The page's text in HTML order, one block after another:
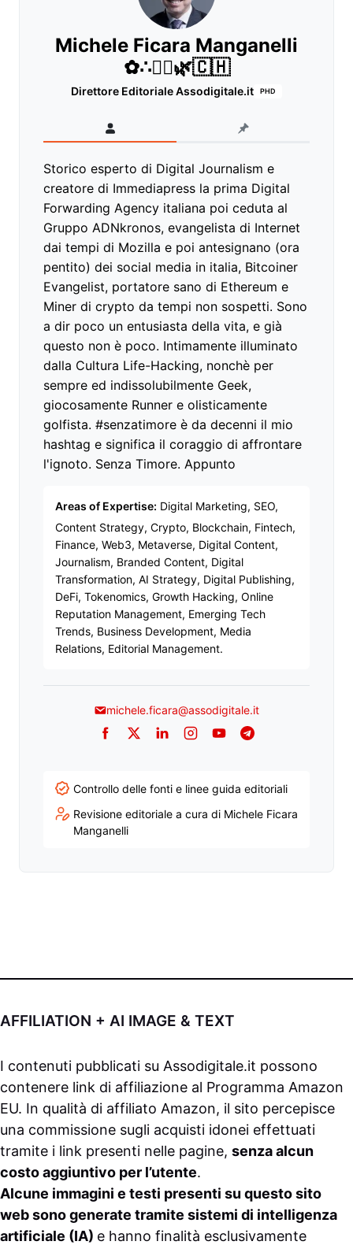
Michele Ficara Manganelli
✿∴♛🌿🇨🇭
Direttore Editoriale Assodigitale.it PHD
Storico esperto di Digital Journalism e
creatore di Immediapress la prima Digital
Forwarding Agency italiana poi ceduta al
Gruppo ADNkronos, evangelista di Internet
dai tempi di Mozilla e poi antesignano (ora
pentito) dei social media in italia, Bitcoiner
Evangelist, portatore sano di Ethereum e
Miner di crypto da tempi non sospetti. Sono
a dir poco un entusiasta della vita, e già
questo non è poco. Intimamente illuminato
dalla Cultura Life-Hacking, nonchè per
sempre ed indissolubilmente Geek,
giocosamente Runner e olisticamente
golfista. #senzatimore è da decenni il mio
hashtag e significa il coraggio di affrontare
l'ignoto. Senza Timore. Appunto
Areas of Expertise: Digital Marketing, SEO,
Content Strategy, Crypto, Blockchain, Fintech,
Finance, Web3, Metaverse, Digital Content,
Journalism, Branded Content, Digital
Transformation, AI Strategy, Digital Publishing,
DeFi, Tokenomics, Growth Hacking, Online
Reputation Management, Emerging Tech
Trends, Business Development, Media
Relations, Editorial Management.
michele.ficara@assodigitale.it
Facebook
TwitterLinkedInInstagram
YouTubeTelegram
Controllo delle fonti e linee guida editoriali
Revisione editoriale a cura di Michele Ficara
Manganelli
AFFILIATION + AI IMAGE & TEXT
I contenuti pubblicati su Assodigitale.it possono
contenere link di affiliazione al Programma Amazon
EU. In qualità di affiliato Amazon, il sito percepisce
una commissione sugli acquisti idonei effettuati
tramite i link presenti nelle pagine, senza alcun
costo aggiuntivo per l’utente.
Alcune immagini e testi presenti su questo sito
web sono generate tramite sistemi di intelligenza
artificiale (IA) e hanno finalità esclusivamente